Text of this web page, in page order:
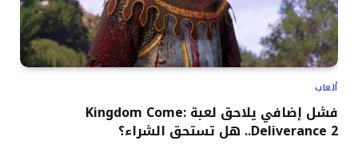
ألعاب
فشل إضافي يلاحق لعبة Kingdom Come:
Deliverance 2.. هل تستحق الشراء؟